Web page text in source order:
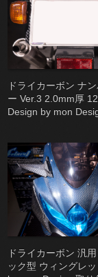
ドライカーボン ナ
ー Ver.3 2.0mm厚
Design by mon
ドライカーボン 汎
ック型 ウィングレ